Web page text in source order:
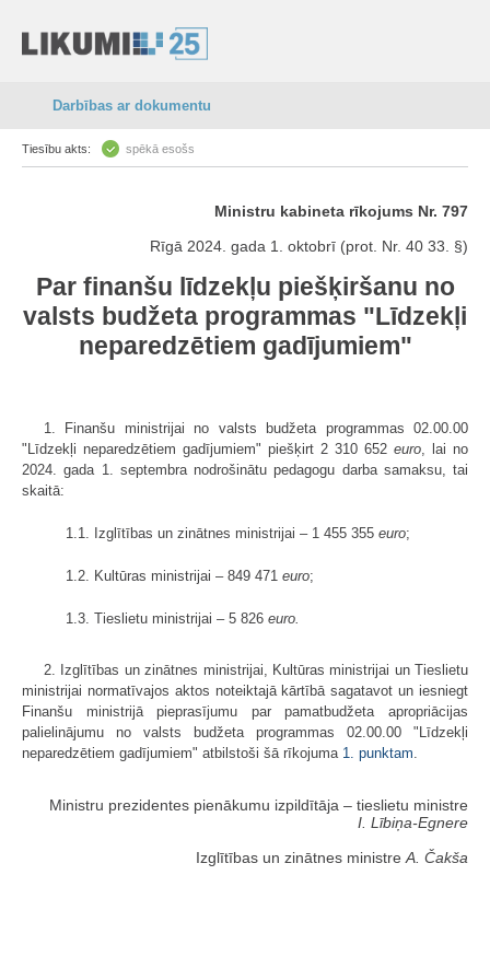
Darbības ar dokumentu
Tiesību akts: spēkā esošs
Ministru kabineta rīkojums Nr. 797
Rīgā 2024. gada 1. oktobrī (prot. Nr. 40 33. §)
Par finanšu līdzekļu piešķiršanu no
valsts budžeta programmas "Līdzekļi
neparedzētiem gadījumiem"
1. Finanšu ministrijai no valsts budžeta programmas 02.00.00
"Līdzekļi neparedzētiem gadījumiem" piešķirt 2 310 652 euro , lai no
2024. gada 1. septembra nodrošinātu pedagogu darba samaksu, tai
skaitā:
1.1. Izglītības un zinātnes ministrijai – 1 455 355 euro;
1.2. Kultūras ministrijai – 849 471 euro;
1.3. Tieslietu ministrijai – 5 826 euro.
2. Izglītības un zinātnes ministrijai, Kultūras ministrijai un Tieslietu
ministrijai normatīvajos aktos noteiktajā kārtībā sagatavot un iesniegt
Finanšu ministrijā pieprasījumu par pamatbudžeta apropriācijas
palielinājumu no valsts budžeta programmas 02.00.00 "Līdzekļi
neparedzētiem gadījumiem" atbilstoši šā rīkojuma 1. punktam
Ministru prezidentes pienākumu izpildītāja ‒ tieslietu ministre
I. Lībiņa-Egnere
Izglītības un zinātnes ministre A. Čakša